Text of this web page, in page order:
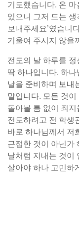
기도했습니다. 온
있으니 그저 드는 생
보내주세요’였습니
기울여 주시지 않을
전도의 날 하루를
딱 하나입니다. 하
날을 준비하며 보내
말입니다. 모든 것이
돌아볼 틈 없이 죄
전도하려고 전 학생
바로 하나님께서 저
근접한 것이 아닌가
날처럼 지내는 것이
살아야 하나 고민하